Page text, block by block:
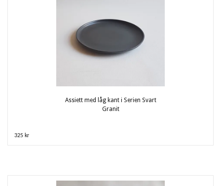
Assiett med låg kant i Serien Svart
Granit
325 kr